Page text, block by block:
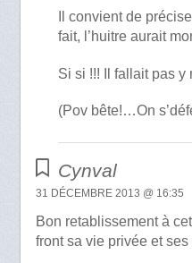
Il convient de
fait, l’huitre aurait
Si si !!! Il fallait pas
(Pov bête!…On
Cynval
31 DÉCEMBRE 2013 @ 16:35
Bon retablissement à
front sa vie privée et